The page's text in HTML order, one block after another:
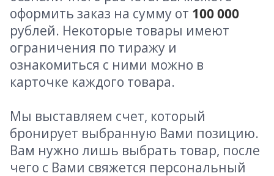
оформить заказ на сумму от 100 000
рублей. Некоторые товары имеют
ограничения по тиражу и
ознакомиться с ними можно в
карточке каждого товара.
Мы выставляем счет, который
бронирует выбранную Вами позицию.
Вам нужно лишь выбрать товар, после
чего с Вами свяжется персональный